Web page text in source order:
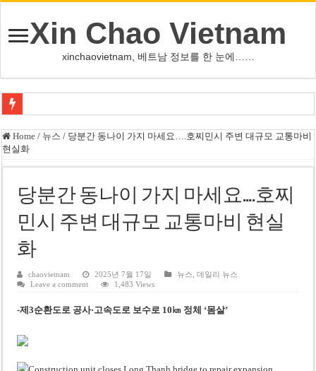
Xin Chao Vietnam
xinchaovietnam, 베트남 정보를 한 눈에……
쩐 타인 먼 베트남 국회의장 “외교 성과, 국가 위상 제고에 크게 기여”
싱가포르 하오마트, 마지막 프리미엄 매장 폐점… 적자·소송 악재 속 사업 축
PNJ, 다이아몬드 밀수 여파에 2분기 적자… 10월 임시 주총 개최
팜 녓 브엉 빈그룹 회장 딸, 그룹 계열사 경영에 첫 등장
케펠, 투티엠 엠파이어시티 지분 전량 2억7000만 달러에 매각
베트남 MB은행, 2026년 수익 목표 자신…부동산 대출 비율 13% 고수
베트남 세무당국, 납세자 정보 공개 기준·절차 명확화
Home / 뉴스 / 당분간 동나이 가지 마세요….호찌민시 주변 대규모 교통마비
현실화
당분간 동나이 가지 마세요….호찌
민시 주변 대규모 교통마비 현실
화
chaovietnam 2025년 7월 17일 뉴스 ,데일리 뉴스
Leave a comment
1,483 Views
-제3순환도로 공사·고속도로 보수로 10㎞ 정체 ‘몸살’